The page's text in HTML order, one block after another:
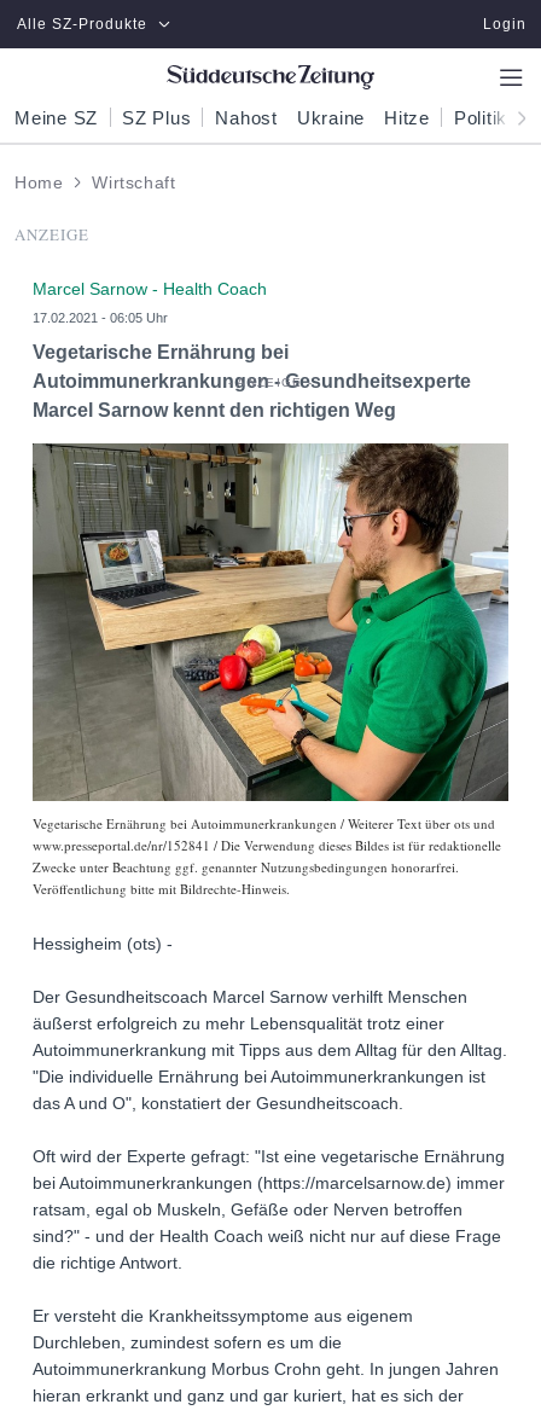
Zum Hauptinhalt springen
Alle SZ-Produkte Login
Meine SZ SZ Plus Nahost Ukraine Hitze Politik
Home Wirtschaft
ANZEIGE
Marcel Sarnow - Health Coach
17.02.2021 - 06:05 Uhr
Vegetarische Ernährung bei
Autoimmunerkrankungen - Gesundheitsexperte
Marcel Sarnow kennt den richtigen Weg
Vegetarische Ernährung bei Autoimmunerkrankungen / Weiterer Text über ots und
www.presseportal.de/nr/152841 / Die Verwendung dieses Bildes ist für redaktionelle
Zwecke unter Beachtung ggf. genannter Nutzungsbedingungen honorarfrei.
Veröffentlichung bitte mit Bildrechte-Hinweis.
Hessigheim (ots) -
Der Gesundheitscoach Marcel Sarnow verhilft Menschen
äußerst erfolgreich zu mehr Lebensqualität trotz einer
Autoimmunerkrankung mit Tipps aus dem Alltag für den Alltag.
"Die individuelle Ernährung bei Autoimmunerkrankungen ist
das A und O", konstatiert der Gesundheitscoach.
Oft wird der Experte gefragt: "Ist eine vegetarische Ernährung
bei Autoimmunerkrankungen (https://marcelsarnow.de) immer
ratsam, egal ob Muskeln, Gefäße oder Nerven betroffen
sind?" - und der Health Coach weiß nicht nur auf diese Frage
die richtige Antwort.
Er versteht die Krankheitssymptome aus eigenem
Durchleben, zumindest sofern es um die
Autoimmunerkrankung Morbus Crohn geht. In jungen Jahren
hieran erkrankt und ganz und gar kuriert, hat es sich der